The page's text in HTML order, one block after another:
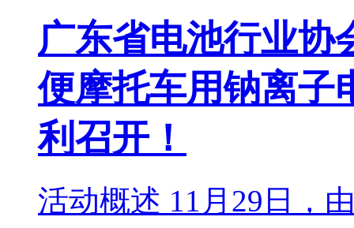
广东省电池行业协
便摩托车用钠离子
利召开！
活动概述 11月29日，